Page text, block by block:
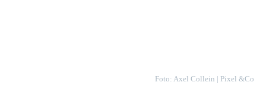
Foto: Axel Collein | Pixel &Co